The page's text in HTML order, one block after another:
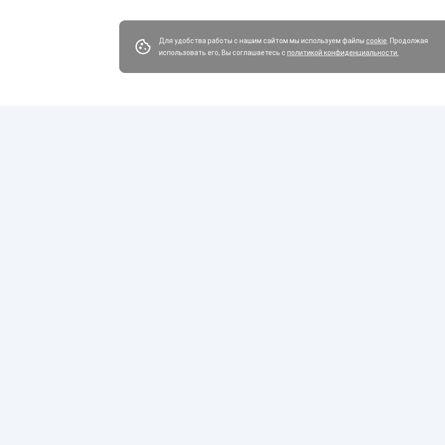
Для удобства работы с нашим сайтом мы используем файлы cookie . Продолжая
использовать его, Вы соглашаетесь с политикой конфиденциальности.